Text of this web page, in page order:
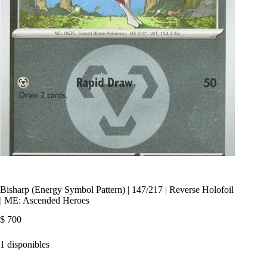
Bisharp (Energy Symbol Pattern) | 147/217 | Reverse Holofoil
| ME: Ascended Heroes
$ 700
1 disponibles